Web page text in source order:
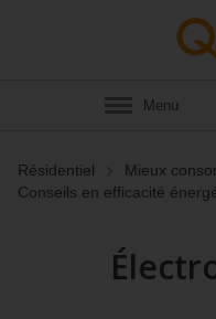
Afficher
Menu
Résidentiel
Mieux
Conseils en efficacité